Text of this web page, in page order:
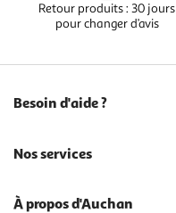
Retour produits : 30 jours
pour changer d’avis
Besoin d'aide ?
Nos services
À propos d'Auchan